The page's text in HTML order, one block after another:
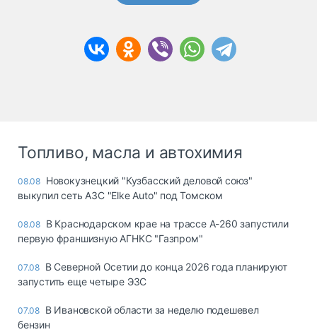
Топливо, масла и автохимия
08.08 Новокузнецкий "Кузбасский деловой союз"
выкупил сеть АЗС "Elke Auto" под Томском
08.08 В Краснодарском крае на трассе А-260 запустили
первую франшизную АГНКС "Газпром"
07.08 В Северной Осетии до конца 2026 года планируют
запустить еще четыре ЭЗС
07.08 В Ивановской области за неделю подешевел
бензин